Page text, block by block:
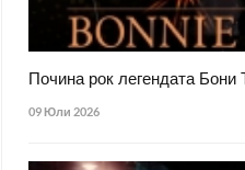
Почина рок легендата Бони
09 Юли 2026